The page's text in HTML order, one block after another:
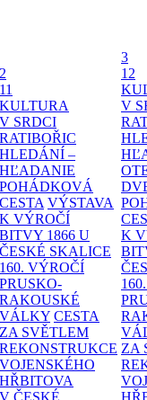
2
11
KULTURA
V SRDCI
RATIBOŘIC
HLEDÁNÍ –
HĽADANIE
POHÁDKOVÁ
CESTA VÝSTAVA
K VÝROČÍ
BITVY 1866 U
ČESKÉ SKALICE
160. VÝROČÍ
PRUSKO-
RAKOUSKÉ
VÁLKY CESTA
ZA SVĚTLEM
REKONSTRUKCE
VOJENSKÉHO
HŘBITOVA
3
12
V
K
ZA